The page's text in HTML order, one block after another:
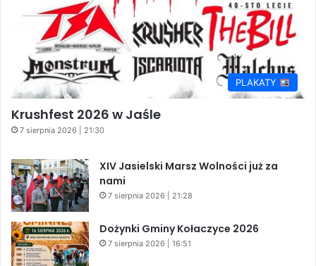
PLAKATY
Krushfest 2026 w Jaśle
7 sierpnia 2026 | 21:30
XIV Jasielski Marsz Wolności już za
nami
7 sierpnia 2026 | 21:28
Dożynki Gminy Kołaczyce 2026
7 sierpnia 2026 | 16:51